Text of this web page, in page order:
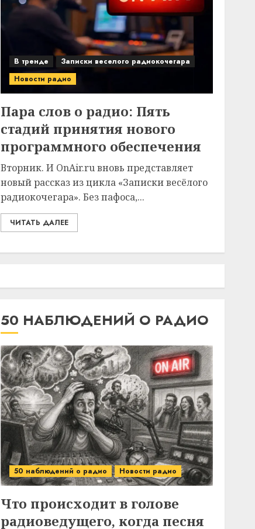
В тренде
Записки веселого радиокочегара
Новости радио
Пара слов о радио: Пять
стадий принятия нового
программного обеспечения
Вторник. И OnAir.ru вновь представляет
новый рассказ из цикла «Записки весёлого
радиокочегара». Без пафоса,...
ЧИТАТЬ ДАЛЕЕ
50 НАБЛЮДЕНИЙ О РАДИО
50 наблюдений о радио Новости радио
Что происходит в голове
радиоведущего, когда песня